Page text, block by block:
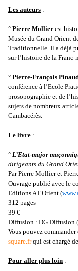
Les auteurs :
° Pierre Mollier est
Musée du Grand Orient
Traditionnelle. Il a déjà
sur l’histoire de la Franc-
° Pierre-François
conférence à l’Ecole
prosopographie et de
sujets de nombreux
Cambacérès.
Le livre :
° L’Etat-major
dirigeants du Grand
Par Pierre Mollier et
Ouvrage publié avec le
Editions A l’Orient (
312 pages
39 €
Diffusion : DG Diffusion (
Vous pouvez
square.frqui est chargé
Pour aller plus loin :